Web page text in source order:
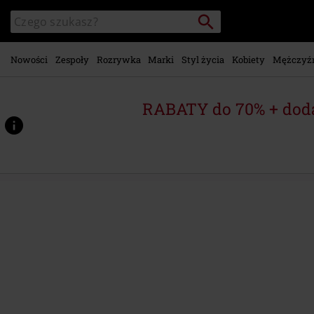
głównej
zawartości
Wyszukaj
katalog
Szukaj
Nowości Zespoły Rozrywka Marki Styl życia Kobiety
RABATY do 70% +